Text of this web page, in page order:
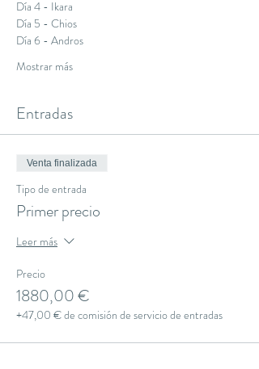
Día 4 - Ikara
Día 5 - Chios
Día 6 - Andros
Mostrar más
Entradas
Venta finalizada
Tipo de entrada
Primer precio
Leer más
Precio
1880,00 €
+47,00 € de comisión de servicio de entradas